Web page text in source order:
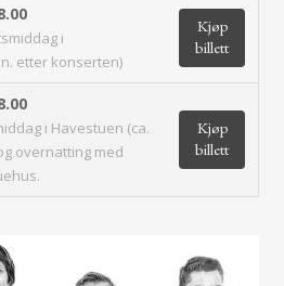
i
etter konserten)
Kjøp
billett
i Havestuen (ca.
overnatting med
Kjøp
billett